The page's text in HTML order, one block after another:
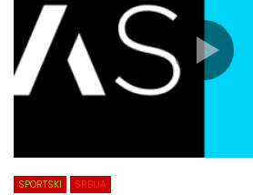
SPORTSKI SRBIJA